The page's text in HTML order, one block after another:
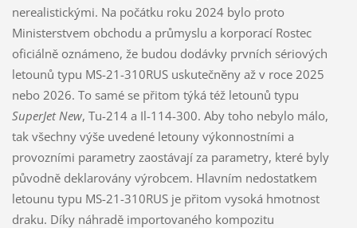
nerealistickými. Na počátku roku 2024 bylo proto
Ministerstvem obchodu a průmyslu a korporací Rostec
oficiálně oznámeno, že budou dodávky prvních sériových
letounů typu MS-21-310RUS uskutečněny až v roce 2025
nebo 2026. To samé se přitom týká též letounů typu
SuperJet New, Tu-214 a Il-114-300. Aby toho nebylo málo,
tak všechny výše uvedené letouny výkonnostními a
provozními parametry zaostávají za parametry, které byly
původně deklarovány výrobcem. Hlavním nedostatkem
letounu typu MS-21-310RUS je přitom vysoká hmotnost
draku. Díky náhradě importovaného kompozitu